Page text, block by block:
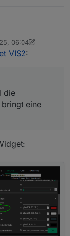
bringt eine
06:04
VIS2:
die
eine